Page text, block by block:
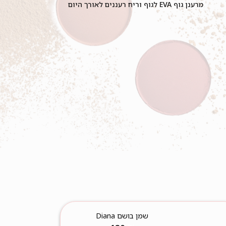
מרענן גוף EVA לגוף וריח רעננים לאורך היום
שמן בושם Diana